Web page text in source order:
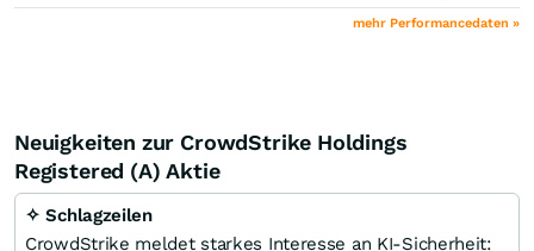
mehr Performancedaten »
Neuigkeiten zur CrowdStrike Holdings
Registered (A) Aktie
✧ Schlagzeilen
CrowdStrike meldet starkes Interesse an KI-Sicherheit: